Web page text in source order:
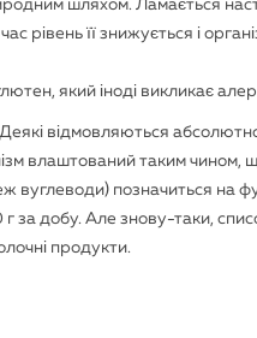
шляхом. Ламається
рівень її знижується і
який іноді викликає
відмовляються
влаштований таким
вуглеводи) позначиться
за добу. Але знову-таки,
продукти.